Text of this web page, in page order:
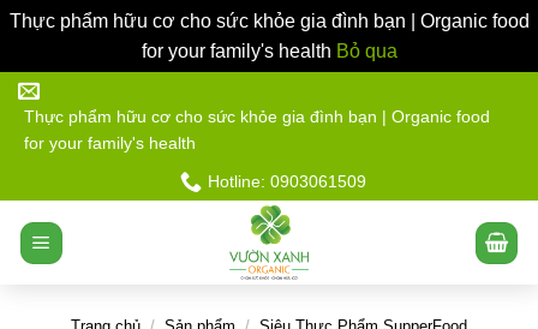
Thực phẩm hữu cơ cho sức khỏe gia đình bạn | Organic food
for your family's health Bỏ qua
Bỏ
qua
nội
Thực phẩm hữu cơ cho sức khỏe gia đình bạn | Organic food
for your family's health
Hotline: 0903061509